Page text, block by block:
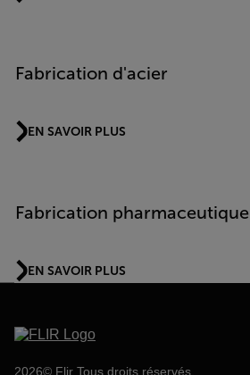
Fabrication d'acier
EN SAVOIR PLUS
Fabrication pharmaceutique
EN SAVOIR PLUS
2026© Flir Tous droits réservés.